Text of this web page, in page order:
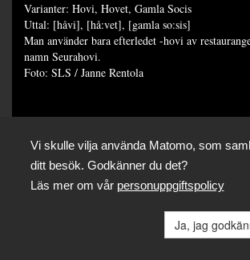
Varianter: Hovi, Hovet, Gamla Socis
Uttal: [håvi], [hå:vet], [gamla so:sis]
Man använder bara efterledet -hovi av
namn Seurahovi.
Foto: SLS / Janne Rentola
Vi skulle vilja använda Matomo, som
ditt besök. Godkänner du det?
Läs mer om vår personuppgiftspolicy
Ja, jag